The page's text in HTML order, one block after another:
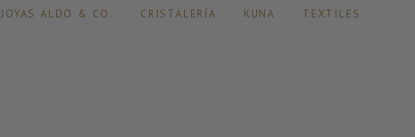
JOYAS ALDO & CO. CRISTALERÍA KUNA TEXTILES